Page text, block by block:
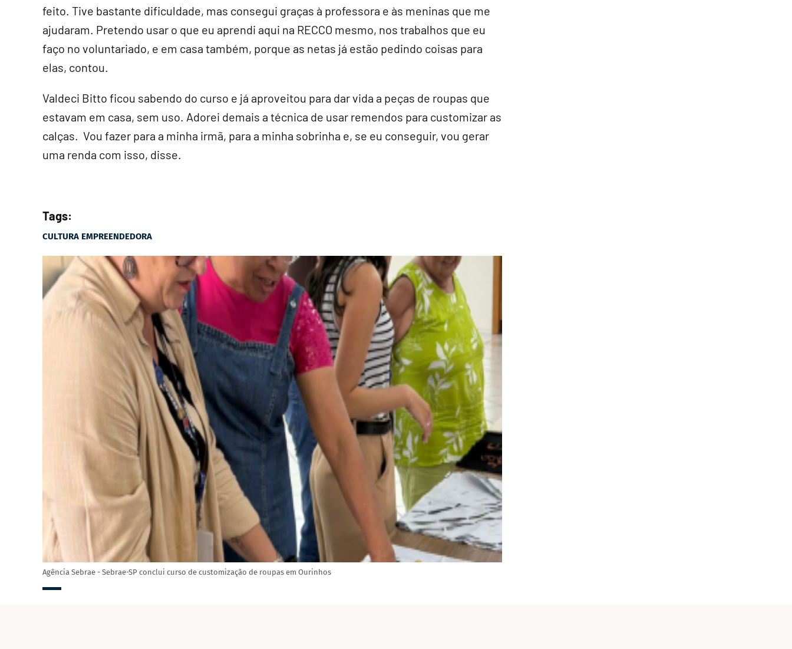
feito. Tive bastante dificuldade, mas consegui graças à professora e às meninas que me
ajudaram. Pretendo usar o que eu aprendi aqui na RECCO mesmo, nos trabalhos que eu
faço no voluntariado, e em casa também, porque as netas já estão pedindo coisas para
elas, contou.
Valdeci Bitto ficou sabendo do curso e já aproveitou para dar vida a peças de roupas que
estavam em casa, sem uso. Adorei demais a técnica de usar remendos para customizar as
calças. Vou fazer para a minha irmã, para a minha sobrinha e, se eu conseguir, vou gerar
uma renda com isso, disse.
Tags:
CULTURA EMPREENDEDORA
Agência Sebrae - Sebrae-SP conclui curso de customização de roupas em Ourinhos